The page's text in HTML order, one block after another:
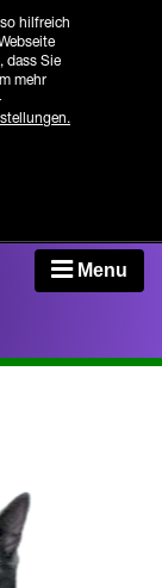
hilfreich
dass Sie
mehr
Menu